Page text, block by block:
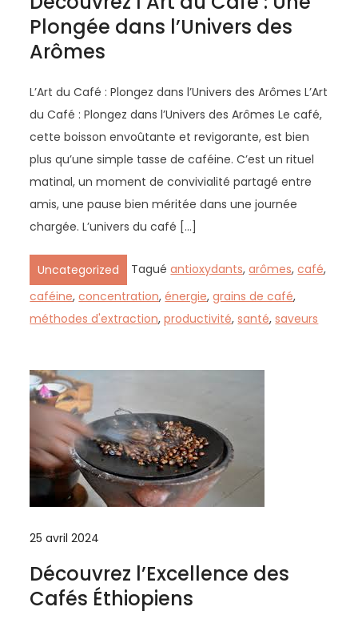
Plongée dans l’Univers des
Arômes
L’Art du Café : Plongez dans l’Univers des Arômes L’Art
du Café : Plongez dans l’Univers des Arômes Le café,
cette boisson envoûtante et revigorante, est bien
plus qu’une simple tasse de caféine. C’est un rituel
matinal, un moment de convivialité partagé entre
amis, une pause bien méritée dans une journée
chargée. L’univers du café […]
Uncategorized Taguéantioxydants,arômes,café,
caféine,concentration,énergie,grains de café,
méthodes d'extraction,productivité,santé,saveurs
25 avril 2024
Découvrez l’Excellence des
Cafés Éthiopiens